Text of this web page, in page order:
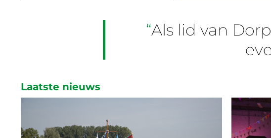
Als lid van
Laatste nieuws